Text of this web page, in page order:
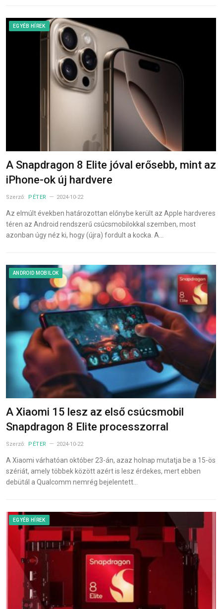
EGYÉB HÍREK
A Snapdragon 8 Elite jóval erősebb, mint az
iPhone-ok új hardvere
Szerző: PÉTER 2024-10-22
Az elmúlt években határozottan előnybe került az Apple hardveres
téren az Android rendszerű csúcsmobilokkal szemben, most
azonban úgy néz ki, hogy (újra) fordult a kocka. A…
ANDROID MOBILOK
A Xiaomi 15 lesz az első csúcsmobil
Snapdragon 8 Elite processzorral
Szerző: PÉTER 2024-10-22
A Xiaomi várhatóan október 23-án, azaz holnap mutatja be a 15-ös
szériát, amely többek között azért is lesz érdekes, mert ebben
debütál a Qualcomm nemrég bejelentett…
EGYÉB HÍREK